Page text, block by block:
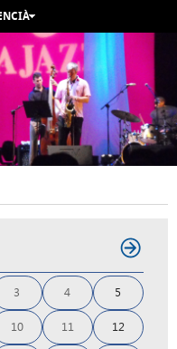
3 4 5
10 11 12